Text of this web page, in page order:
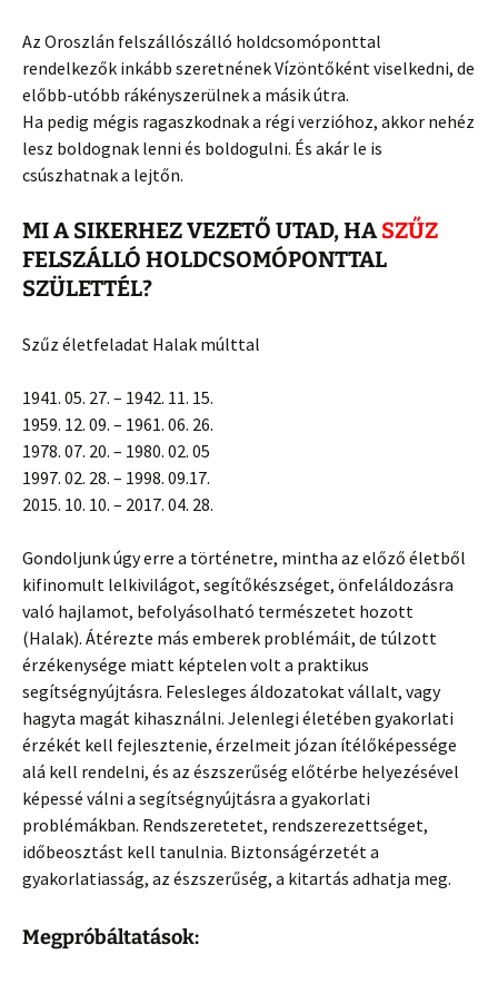
Az Oroszlán felszállószálló holdcsomóponttal
rendelkezők inkább szeretnének Vízöntőként viselkedni, de
előbb-utóbb rákényszerülnek a másik útra.
Ha pedig mégis ragaszkodnak a régi verzióhoz, akkor nehéz
lesz boldognak lenni és boldogulni. És akár le is
csúszhatnak a lejtőn.
MI A SIKERHEZ VEZETŐ UTAD, HA SZŰZ
FELSZÁLLÓ HOLDCSOMÓPONTTAL
SZÜLETTÉL?
Szűz életfeladat Halak múlttal
1941. 05. 27. – 1942. 11. 15.
1959. 12. 09. – 1961. 06. 26.
1978. 07. 20. – 1980. 02. 05
1997. 02. 28. – 1998. 09.17.
2015. 10. 10. – 2017. 04. 28.
Gondoljunk úgy erre a történetre, mintha az előző életből
kifinomult lelkivilágot, segítőkészséget, önfeláldozásra
való hajlamot, befolyásolható természetet hozott
(Halak). Átérezte más emberek problémáit, de túlzott
érzékenysége miatt képtelen volt a praktikus
segítségnyújtásra. Felesleges áldozatokat vállalt, vagy
hagyta magát kihasználni. Jelenlegi életében gyakorlati
érzékét kell fejlesztenie, érzelmeit józan ítélőképessége
alá kell rendelni, és az észszerűség előtérbe helyezésével
képessé válni a segítségnyújtásra a gyakorlati
problémákban. Rendszeretetet, rendszerezettséget,
időbeosztást kell tanulnia. Biztonságérzetét a
gyakorlatiasság, az észszerűség, a kitartás adhatja meg.
Megpróbáltatások: